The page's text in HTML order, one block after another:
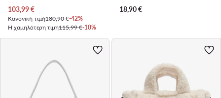
Τρέχουσα τιμή
103,99€
Κανονική τιμή180,90 €-42%
Η χαμηλότερη τιμή115,99 €-10%
18,90€